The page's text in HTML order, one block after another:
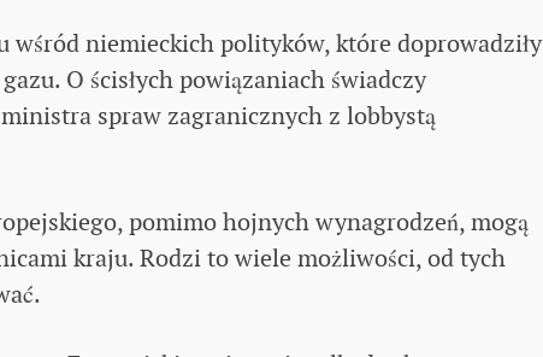
wśród niemieckich polityków, które doprowadziły
O ścisłych powiązaniach świadczy
spraw zagranicznych z lobbystą
pomimo hojnych wynagrodzeń, mogą
kraju. Rodzi to wiele możliwości, od tych